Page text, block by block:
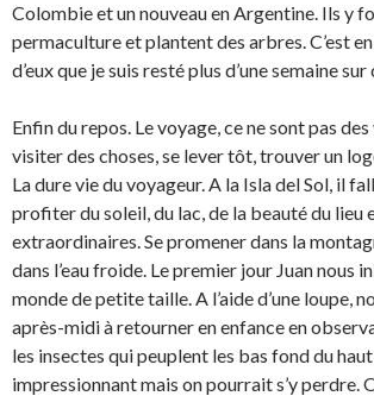
Colombie et un nouveau en Argentine. Ils y
permaculture et plantent des arbres. C’est
d’eux que je suis resté plus d’une semaine
Enfin du repos. Le voyage, ce ne sont pas
visiter des choses, se lever tôt, trouver un
La dure vie du voyageur. A la Isla del Sol, il
profiter du soleil, du lac, de la beauté du lieu
extraordinaires. Se promener dans la
dans l’eau froide. Le premier jour Juan nous
monde de petite taille. A l’aide d’une loupe,
après-midi à retourner en enfance en
les insectes qui peuplent les bas fond du
impressionnant mais on pourrait s’y perdre.